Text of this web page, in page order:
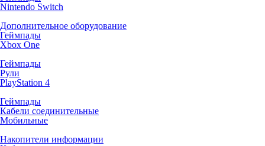
Nintendo Switch
Дополнительное оборудование
Геймпады
Xbox One
Геймпады
Рули
PlayStation 4
Геймпады
Кабели соединительные
Мобильные
Накопители информации